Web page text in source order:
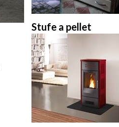
Stufe a pellet